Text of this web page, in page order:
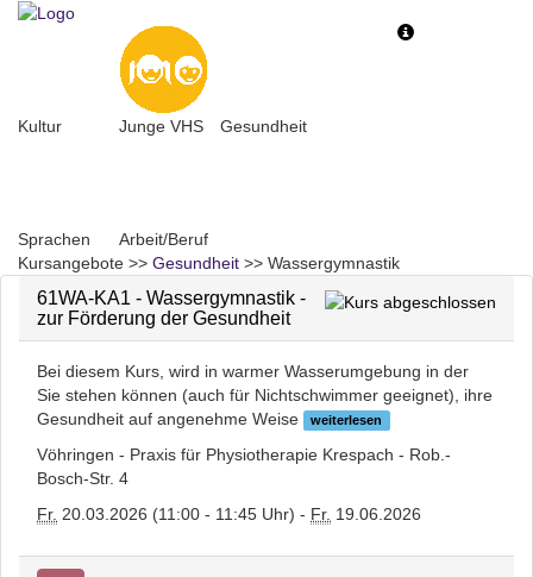
Toggle
Kultur Junge VHS Gesundheit
Sprachen
Arbeit/Beruf
Kursangebote >> Gesundheit >> Wassergymnastik
61WA-KA1 - Wassergymnastik -
zur Förderung der Gesundheit
Bei diesem Kurs, wird in warmer Wasserumgebung in der
Sie stehen können (auch für Nichtschwimmer geeignet), ihre
Gesundheit auf angenehme Weise
weiterlesen
Vöhringen - Praxis für Physiotherapie Krespach - Rob.-
Bosch-Str. 4
Fr. 20.03.2026 (11:00 - 11:45 Uhr) - Fr. 19.06.2026